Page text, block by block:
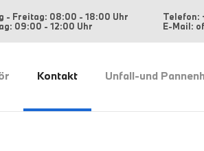
- Freitag: 08:00 - 18:00 Uhr
09:00 - 12:00 Uhr
Telefon:
E-Mail:
Kontakt Unfall-und